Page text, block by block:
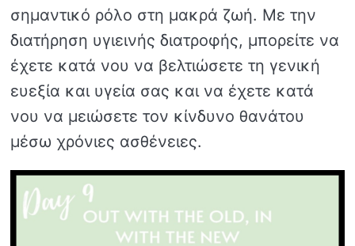
σημαντικό ρόλο στη μακρά ζωή. Με την
διατήρηση υγιεινής διατροφής, μπορείτε να
έχετε κατά νου να βελτιώσετε τη γενική
ευεξία και υγεία σας και να έχετε κατά
νου να μειώσετε τον κίνδυνο θανάτου
μέσω χρόνιες ασθένειες.